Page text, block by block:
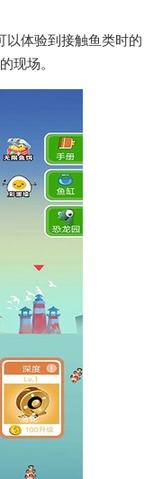
以体验到接触鱼类时的
现场。